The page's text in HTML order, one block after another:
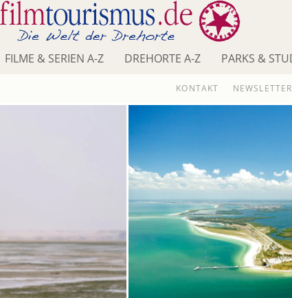
FILME & SERIEN A-Z DREHORTE A-Z PARKS &
KONTAKT NEWSLETTER